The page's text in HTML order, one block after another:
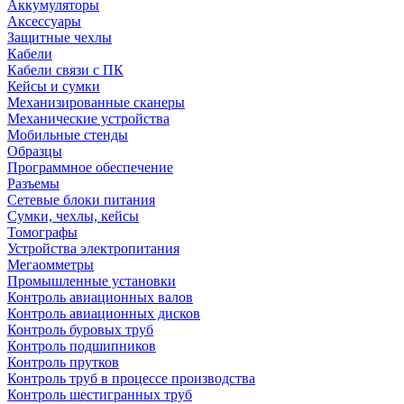
Аккумуляторы
Аксессуары
Защитные чехлы
Кабели
Кабели связи с ПК
Кейсы и сумки
Механизированные сканеры
Механические устройства
Мобильные стенды
Образцы
Программное обеспечение
Разъемы
Сетевые блоки питания
Сумки, чехлы, кейсы
Томографы
Устройства электропитания
Мегаомметры
Промышленные установки
Контроль авиационных валов
Контроль авиационных дисков
Контроль буровых труб
Контроль подшипников
Контроль прутков
Контроль труб в процессе производства
Контроль шестигранных труб